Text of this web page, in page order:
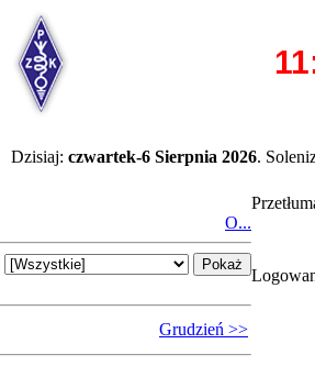
Dzisiaj: czwartek-6 Sierpnia 2026.
O...
Grudzień >>